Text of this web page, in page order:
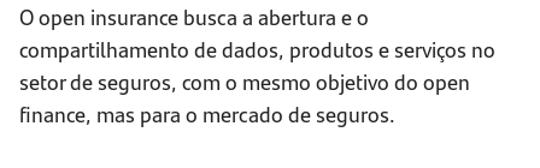
O open insurance busca a abertura e o
compartilhamento de dados, produtos e serviços no
setor de seguros, com o mesmo objetivo do open
finance, mas para o mercado de seguros.